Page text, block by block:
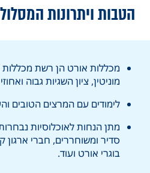
הטבות ויתרונות המסלול
מכללות אורט הן רשת מכללות
מוניטין, ציון השגיות גבוה
לימודים עם המרצים הטובים
מתן הנחות לאוכלוסיות נבחרות
סדיר ומשוחררים, חברי ארגון
בוגרי אורט ועוד.